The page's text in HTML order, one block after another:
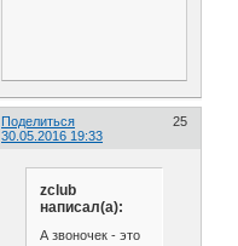
Поделиться
25
30.05.2016 19:33
zclub
написал(а):
А звоночек - это